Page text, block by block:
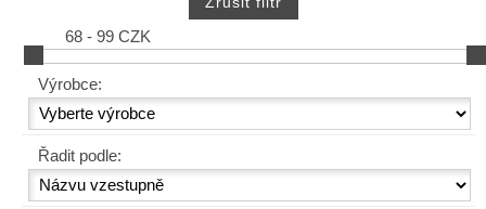
68 - 99 CZK
Výrobce:
Řadit podle: